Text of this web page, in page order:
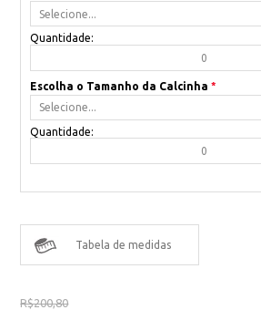
Quantidade:
Escolha o Tamanho da Calcinha *
Quantidade:
Tabela de medidas
R$200,80